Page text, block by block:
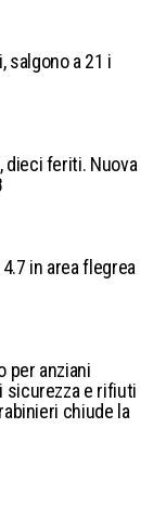
salgono a 21 i
dieci feriti. Nuova
in area flegrea
per anziani
sicurezza e rifiuti
chiude la